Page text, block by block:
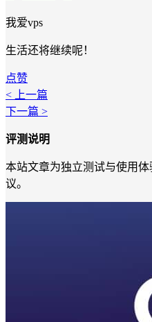
我爱vps
生活还将继续呢！
点赞
< 上一篇
下一篇 >
评测说明
本站文章为独立测试与使用
议。